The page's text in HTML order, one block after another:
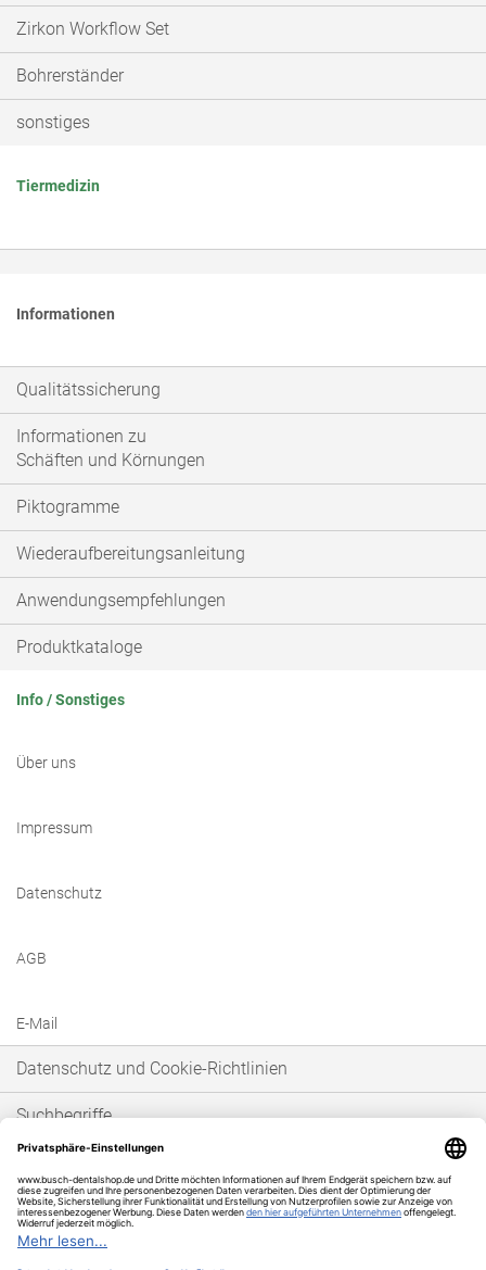
Zirkon Workflow Set
Bohrerständer
sonstiges
Tiermedizin
Informationen
Qualitätssicherung
Informationen zu
Schäften und Körnungen
Piktogramme
Wiederaufbereitungsanleitung
Anwendungsempfehlungen
Produktkataloge
Info / Sonstiges
Über uns
Impressum
Datenschutz
AGB
E-Mail
Datenschutz und Cookie-Richtlinien
Suchbegriffe
Bestellungen und Rücksendungen